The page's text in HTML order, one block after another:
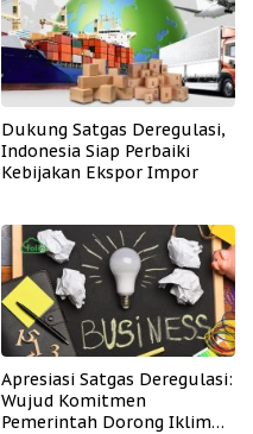
Dukung Satgas Deregulasi,
Indonesia Siap Perbaiki
Kebijakan Ekspor Impor
Apresiasi Satgas Deregulasi:
Wujud Komitmen
Pemerintah Dorong Iklim